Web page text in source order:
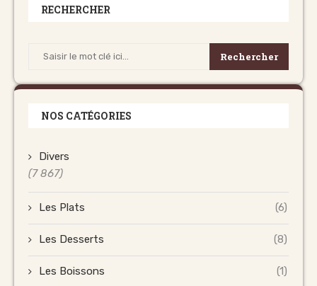
RECHERCHER
Rechercher
NOS CATÉGORIES
Divers
(7 867)
Les Plats (6)
Les Desserts (8)
Les Boissons (1)